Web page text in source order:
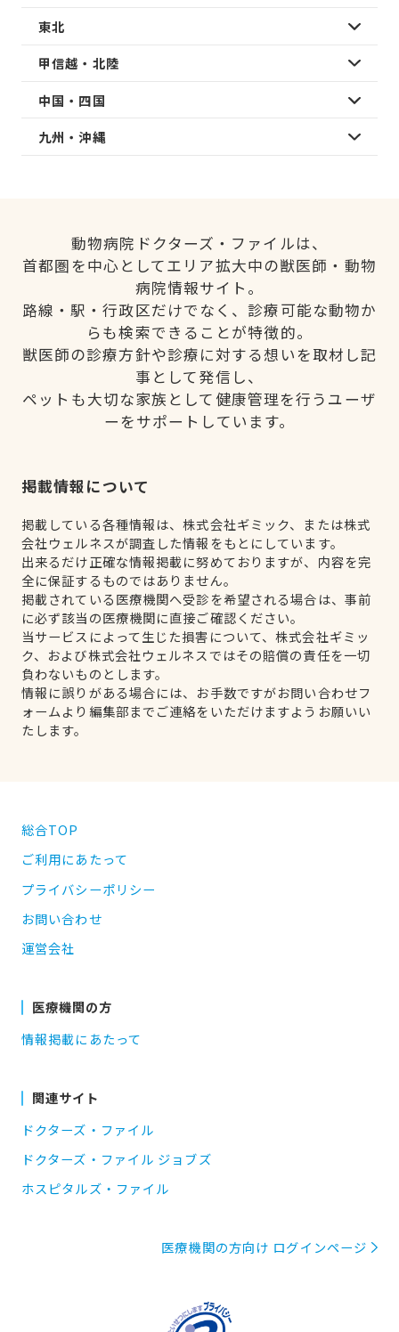
東北
甲信越・北陸
中国・四国
九州・沖縄
動物病院ドクターズ・ファイルは、
首都圏を中心としてエリア拡大中の獣医師・動物
病院情報サイト。
路線・駅・行政区だけでなく、診療可能な動物か
らも検索できることが特徴的。
獣医師の診療方針や診療に対する想いを取材し記
事として発信し、
ペットも大切な家族として健康管理を行うユーザ
ーをサポートしています。
掲載情報について
掲載している各種情報は、株式会社ギミック、または株式
会社ウェルネスが調査した情報をもとにしています。
出来るだけ正確な情報掲載に努めておりますが、内容を完
全に保証するものではありません。
掲載されている医療機関へ受診を希望される場合は、事前
に必ず該当の医療機関に直接ご確認ください。
当サービスによって生じた損害について、株式会社ギミッ
ク、および株式会社ウェルネスではその賠償の責任を一切
負わないものとします。
情報に誤りがある場合には、お手数ですがお問い合わせフ
ォームより編集部までご連絡をいただけますようお願いい
たします。
総合TOP
ご利用にあたって
プライバシーポリシー
お問い合わせ
運営会社
医療機関の方
情報掲載にあたって
関連サイト
ドクターズ・ファイル
ドクターズ・ファイル ジョブズ
ホスピタルズ・ファイル
医療機関の方向け ログインページ